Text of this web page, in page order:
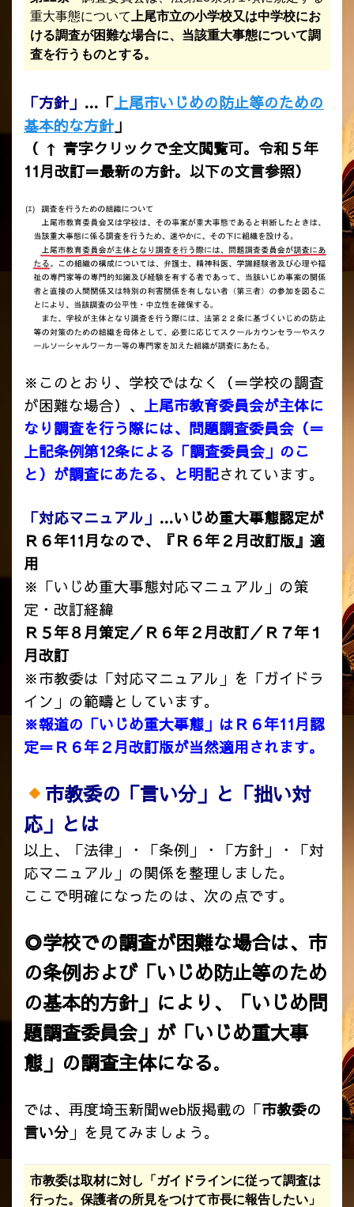
重大事態について
上尾市立の小学校又は中学校にお
ける調査が困難な場合に、当該重大事態について調
査を行うものとする。
「方針」 …「上尾市いじめの防止等のための
基本的な方針 」
（ ↑ 青字クリックで全文閲覧可。令和５年
11月改訂＝最新の方針。以下の文言参照）
※このとおり、学校ではなく（＝学校の調査
が困難な場合）、 上尾市教育委員会が主体に
なり調査を行う際には、問題調査委員会（＝
上記条例第12条による「調査委員会」のこ
と）が調査にあたる、と明記されています。
「対応マニュアル」 …いじめ重大事態認定が
Ｒ６年11月なので、『Ｒ６年２月改訂版』適
用
※「いじめ重大事態対応マニュアル」の策
定・改訂経緯
Ｒ５年８月策定／Ｒ６年２月改訂／Ｒ７年１
月改訂
※市教委は「対応マニュアル」を「ガイドラ
イン」の範疇としています。
※報道の「いじめ重大事態」はＲ６年11月認
定＝Ｒ６年２月改訂版が当然適用されます。
市教委の「言い分」と「拙い対
応」とは
以上、「法律」・「条例」・「方針」・「対
応マニュアル」の関係を整理しました。
ここで明確になったのは、次の点です。
◎学校での調査が困難な場合は、市
の条例および「いじめ防止等のため
の基本的方針」により、「いじめ問
題調査委員会」が「いじめ重大事
態」の調査主体になる。
では、再度埼玉新聞web版掲載の「市教委の
言い分 」を見てみましょう。
市教委は取材に対し「ガイドラインに従って調査は
行った。保護者の所見をつけて市長に報告したい」